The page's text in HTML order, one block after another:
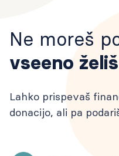
Ne moreš
vseeno
Lahko prispevaš
donacijo, ali pa